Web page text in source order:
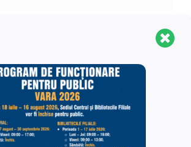
pentru toate
categoriile de
utilizatori